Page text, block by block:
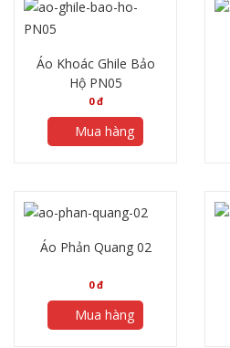
Áo Khoác Ghile Bảo
Hộ PN05
0đ
Mua hàng
Áo Phản Quang 02
0đ
Mua hàng